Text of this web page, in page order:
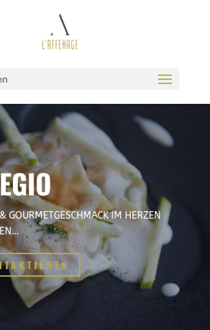
GOURMETGESCHMACK IM HERZEN